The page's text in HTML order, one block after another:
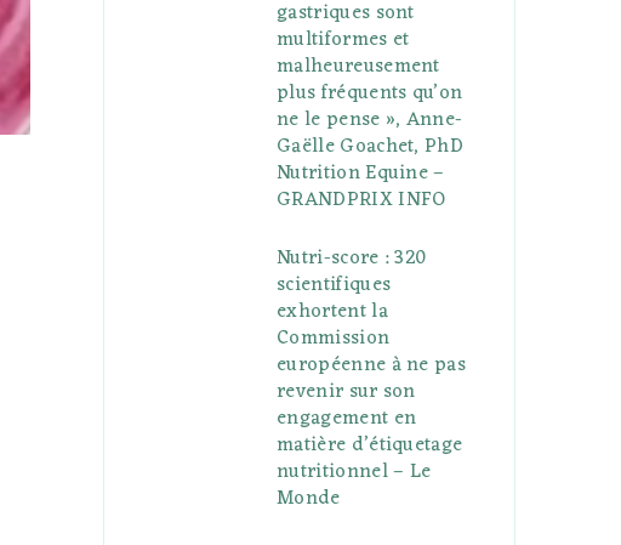
gastriques sont
multiformes et
malheureusement
plus fréquents qu’on
ne le pense », Anne-
Gaëlle Goachet, PhD
Nutrition Equine –
GRANDPRIX INFO
Nutri-score : 320
scientifiques
exhortent la
Commission
européenne à ne pas
revenir sur son
engagement en
matière d’étiquetage
nutritionnel – Le
Monde